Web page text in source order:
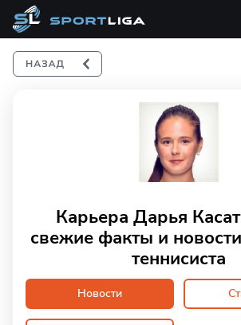
Карьера Дарья
свежие факты и
теннисиста
Новости